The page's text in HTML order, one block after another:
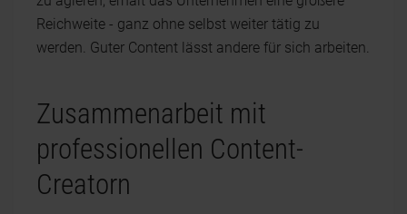
Reichweite - ganz ohne selbst weiter tätig zu
werden. Guter Content lässt andere für sich arbeiten.
Zusammenarbeit mit
professionellen Content-
Creatorn